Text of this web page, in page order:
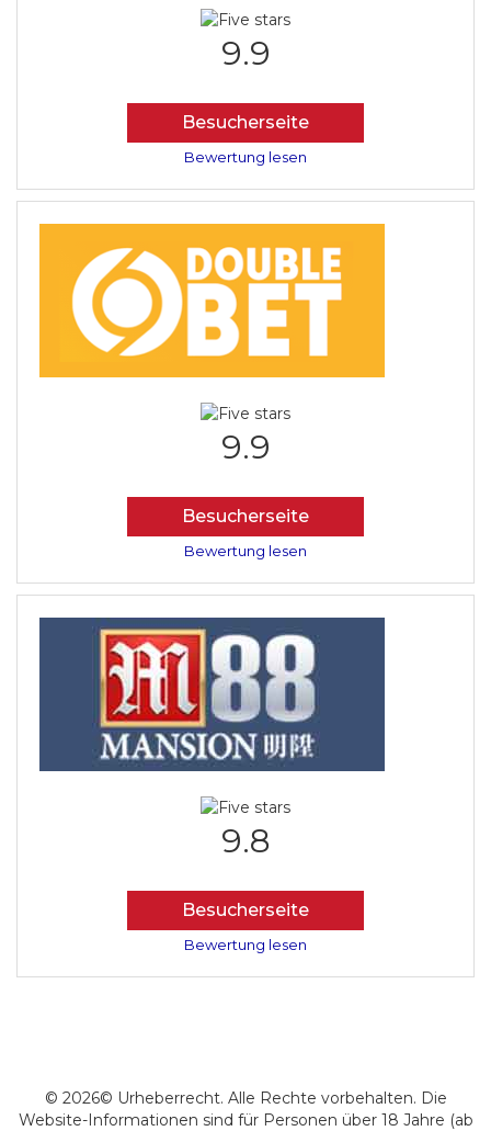
9.9
Besucherseite
Bewertung lesen
9.9
Besucherseite
Bewertung lesen
9.8
Besucherseite
Bewertung lesen
© 2026© Urheberrecht. Alle Rechte vorbehalten. Die
Website-Informationen sind für Personen über 18 Jahre (ab